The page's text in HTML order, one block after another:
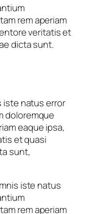
rem aperiam
veritatis et
dicta sunt.
iste natus error
doloremque
eaque ipsa,
et quasi
sunt,
iste natus
rem aperiam